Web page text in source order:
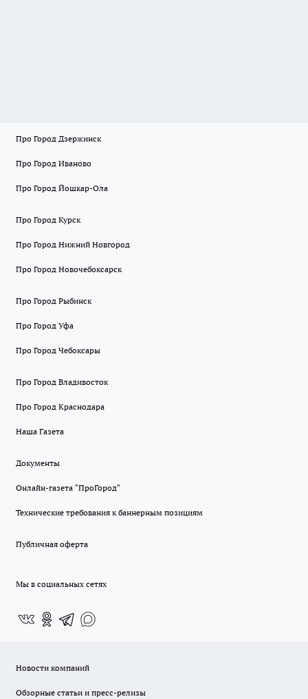
Про Город Дзержинск
Про Город Иваново
Про Город Йошкар-Ола
Про Город Курск
Про Город Нижний Новгород
Про Город Новочебоксарск
Про Город Рыбинск
Про Город Уфа
Про Город Чебоксары
Про Город Владивосток
Про Город Краснодара
Наша Газета
Документы
Онлайн-газета "ПроГород"
Технические требования к баннерным позициям
Публичная оферта
Мы в социальных сетях
Новости компаний
Обзорные статьи и пресс-релизы